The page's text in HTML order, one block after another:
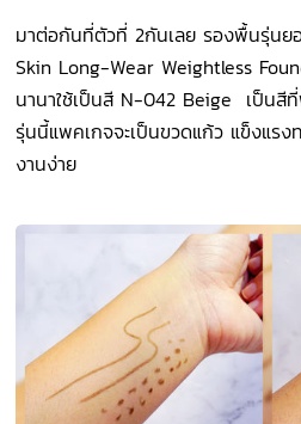
มาต่อกันที่ตัวที่ 2กันเลย รองพื้นรุ่น
Skin Long-Wear Weightless
นานาใช้เป็นสี N-042 Beige เป็นสี
รุ่นนี้แพคเกจจะเป็นขวดแก้ว แข็งแร
งานง่าย